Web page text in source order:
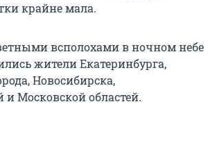
крайне мала.
всполохами в ночном небе
жители Екатеринбурга,
Новосибирска,
и Московской областей.